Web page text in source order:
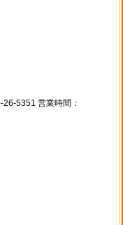
5351 営業時間：